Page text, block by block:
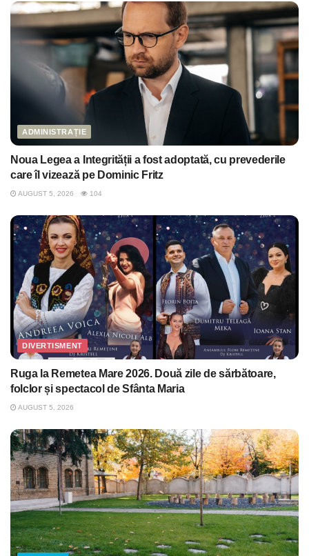
ADMINISTRAȚIE
Noua Legea a Integrității a fost adoptată, cu prevederile
care îl vizează pe Dominic Fritz
AUGUST 5, 2026 104
DIVERTISMENT
Ruga la Remetea Mare 2026. Două zile de sărbătoare,
folclor și spectacol de Sfânta Maria
AUGUST 5, 2026